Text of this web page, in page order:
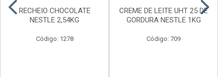
RECHEIO CHOCOLATE
NESTLE 2,54KG
Código: 1278
CREME DE LEITE UHT 25 DE
GORDURA NESTLE 1KG
Código: 709